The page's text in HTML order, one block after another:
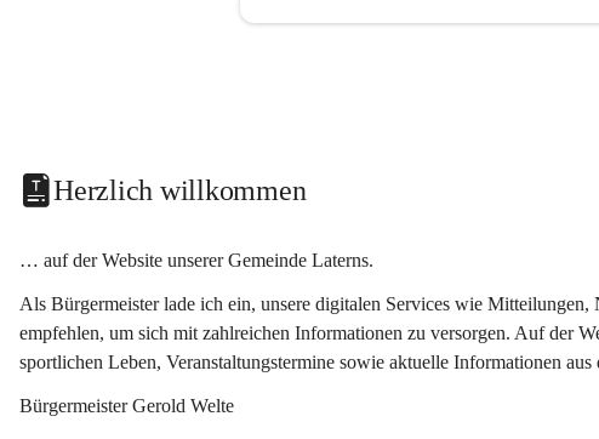
Herzlich willkommen
… auf der Website unserer Gemeinde Laterns.
Als Bürgermeister lade ich ein, unsere digitalen Services wie
empfehlen, um sich mit zahlreichen Informationen zu versorgen. Auf der
sportlichen Leben, Veranstaltungstermine sowie aktuelle Informationen
Bürgermeister Gerold Welte